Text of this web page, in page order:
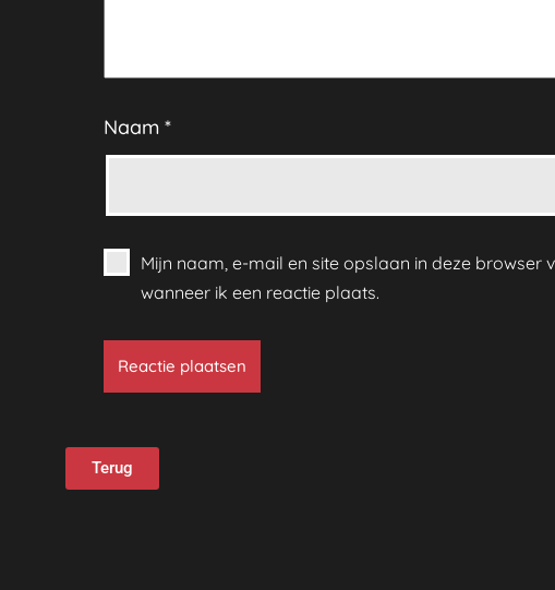
Naam *
Mijn naam, e-mail en site opslaan in deze browser
wanneer ik een reactie plaats.
Terug